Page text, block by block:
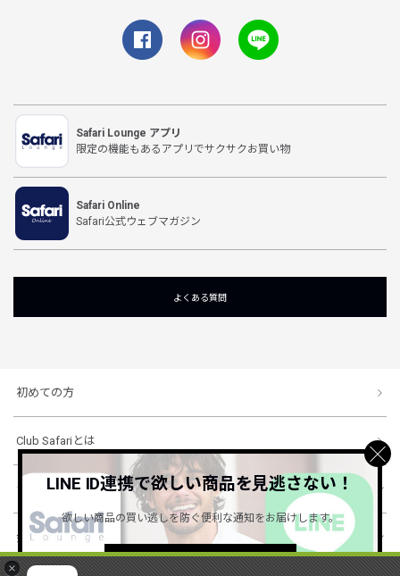
×
Safari Lounge アプリ
限定の機能もあるアプリでサクサクお買い物
Safari Online
Safari公式ウェブマガジン
よくある質問
初めての方
Club Safariとは
ショッピングガイド
会社概要・規約
LINE ID連携で欲しい商品を見逃さない！
欲しい商品の買い逃しを防ぐ便利な通知をお届けします。
詳しくはこちら ＞